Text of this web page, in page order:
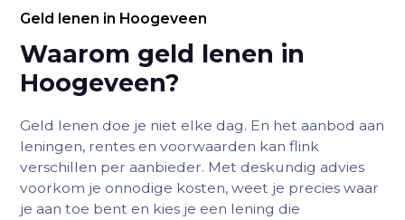
Geld lenen in Hoogeveen
Waarom geld lenen in
Hoogeveen?
Geld lenen doe je niet elke dag. En het aanbod aan
leningen, rentes en voorwaarden kan flink
verschillen per aanbieder. Met deskundig advies
voorkom je onnodige kosten, weet je precies waar
je aan toe bent en kies je een lening die